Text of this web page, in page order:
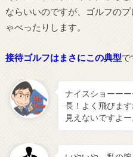
ならいいのですが、ゴルフの
ゃべったりします。
接待ゴルフはまさにこの典型で
ナイスショーー
長！よく飛びま
見えないですよ